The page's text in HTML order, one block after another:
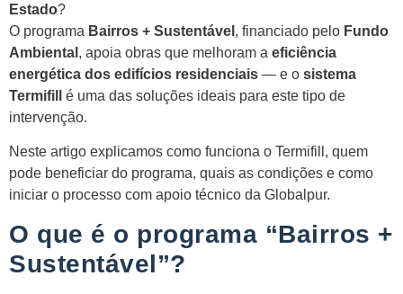
Estado?
O programa Bairros + Sustentável , financiado pelo Fundo
Ambiental , apoia obras que melhoram a eficiência
energética dos edifícios residenciais — e o sistema
Termifill
é uma das soluções ideais para este tipo de
intervenção.
Neste artigo explicamos como funciona o Termifill, quem
pode beneficiar do programa, quais as condições e como
iniciar o processo com apoio técnico da Globalpur.
O que é o programa “Bairros +
Sustentável”?